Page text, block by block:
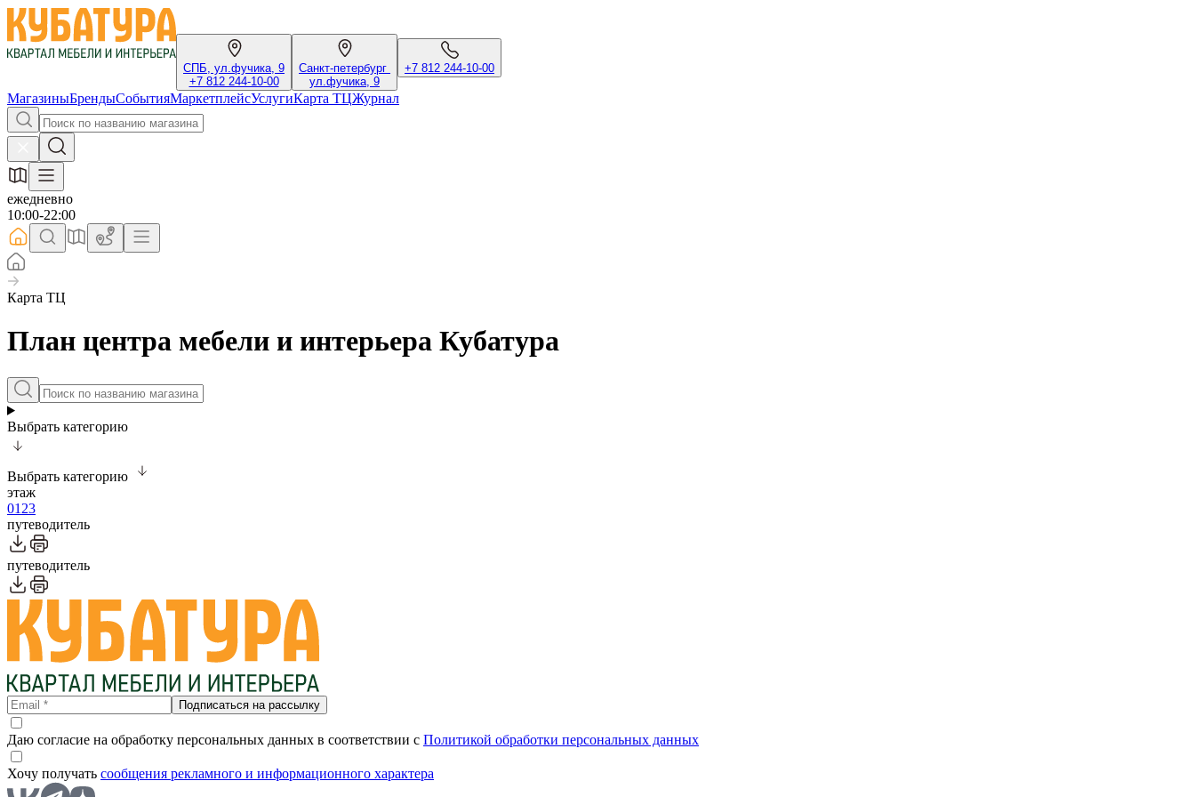
СПБ, ул.фучика, 9
+7 812 244-10-00
Санкт-петербург
ул.фучика, 9
+7 812 244-10-00
МагазиныБрендыСобытияМаркетплейсУслугиКарта ТЦЖурнал
ежедневно
10:00-22:00
Карта ТЦ
План центра мебели и интерьера Кубатура
Выбрать категорию
Выбрать категорию
этаж
01 23
путеводитель
путеводитель
Подписаться на рассылку
Даю согласие на обработку персональных данных в соответствии с Политикой обработки персональных данных
Хочу получать сообщения рекламного и информационного характера